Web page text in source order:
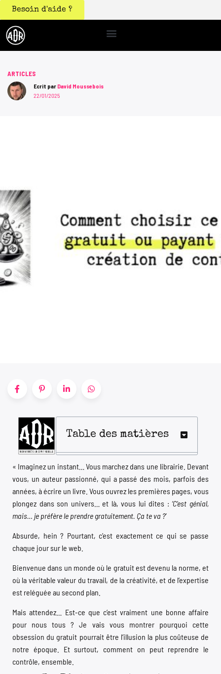
Besoin d'aide ?
ARTICLES
Ecrit par David Moussebois
22/01/2025
Table des matières
« Imaginez un instant… Vous marchez dans une librairie. Devant
vous, un auteur passionné, qui a passé des mois, parfois des
années, à écrire un livre. Vous ouvrez les premières pages, vous
plongez dans son univers… et là, vous lui dites : ‘C’est génial,
mais… je préfère le prendre gratuitement. Ça te va ?’
Absurde, hein ? Pourtant, c’est exactement ce qui se passe
chaque jour sur le web.
Bienvenue dans un monde où le gratuit est devenu la norme, et
où la véritable valeur du travail, de la créativité, et de l’expertise
est reléguée au second plan.
Mais attendez… Est-ce que c’est vraiment une bonne affaire
pour nous tous ? Je vais vous montrer pourquoi cette
obsession du gratuit pourrait être l’illusion la plus coûteuse de
notre époque. Et surtout, comment on peut reprendre le
contrôle, ensemble.